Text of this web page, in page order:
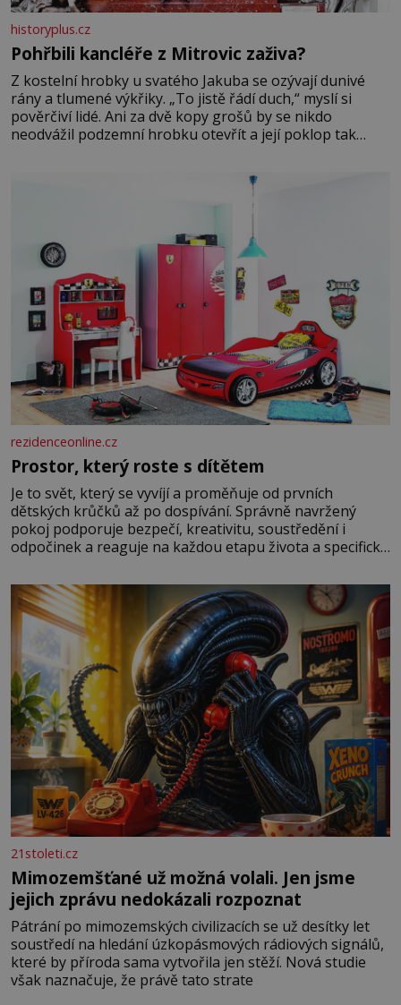
historyplus.cz
Pohřbili kancléře z Mitrovic zaživa?
Z kostelní hrobky u svatého Jakuba se ozývají dunivé
rány a tlumené výkřiky. „To jistě řádí duch,“ myslí si
pověrčiví lidé. Ani za dvě kopy grošů by se nikdo
neodvážil podzemní hrobku otevřít a její poklop tak
rezidenceonline.cz
Prostor, který roste s dítětem
Je to svět, který se vyvíjí a proměňuje od prvních
dětských krůčků až po dospívání. Správně navržený
pokoj podporuje bezpečí, kreativitu, soustředění i
odpočinek a reaguje na každou etapu života a specifické
měkkost a bezpečí, proto by pokoj miminka měl působit
především klidně a útulně. Předškolní věk je
21stoleti.cz
Mimozemšťané už možná volali. Jen jsme
jejich zprávu nedokázali rozpoznat
Pátrání po mimozemských civilizacích se už desítky let
soustředí na hledání úzkopásmových rádiových signálů,
které by příroda sama vytvořila jen stěží. Nová studie
však naznačuje, že právě tato strate